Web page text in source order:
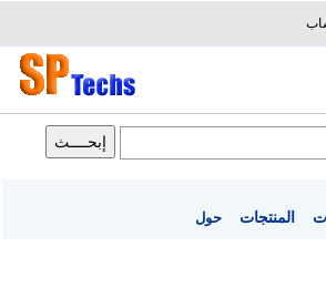
المنتجات حول